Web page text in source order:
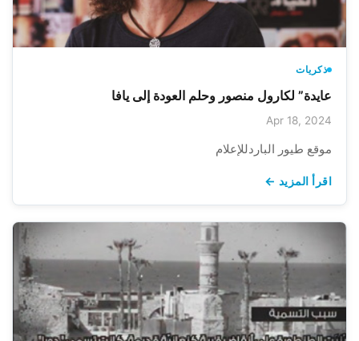
ذكريات
عايدة” لكارول منصور وحلم العودة إلى يافا
Apr 18, 2024
موقع طيور الباردللإعلام
اقرأ المزيد ←